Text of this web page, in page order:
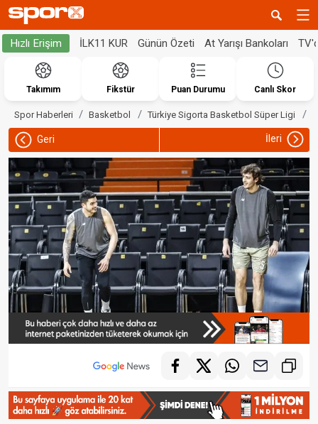
Hızlı Erişim İLK11 KUR Günün Özeti At Yarışı Bankoları
Takımım Fikstür Puan Durumu Canlı Skor
Spor Haberleri Basketbol Türkiye Sigorta Basketbol Süper Ligi
Geri İleri